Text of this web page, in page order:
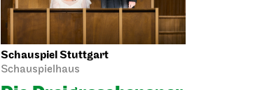
Staatstheater StuttgartTreffpunkt
Freitreppe Opernhaus
Einblicke
25.10.2026
14:15 - 15:45